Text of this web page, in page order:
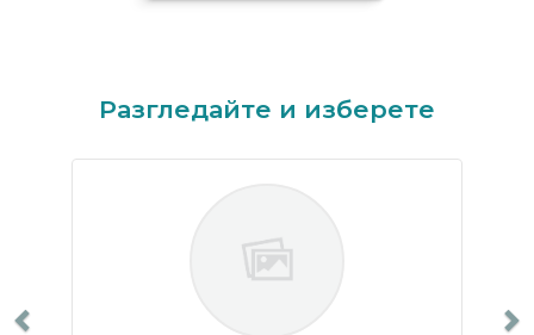
Разгледайте и изберете